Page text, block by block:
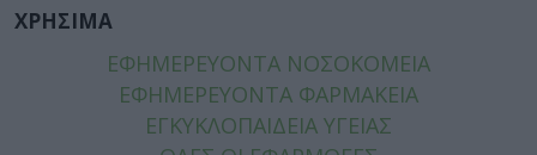
ΧΡΗΣΙΜΑ
ΕΦΗΜΕΡΕΥΟΝΤΑ ΝΟΣΟΚΟΜΕΙΑ
ΕΦΗΜΕΡΕΥΟΝΤΑ ΦΑΡΜΑΚΕΙΑ
ΕΓΚΥΚΛΟΠΑΙΔΕΙΑ ΥΓΕΙΑΣ